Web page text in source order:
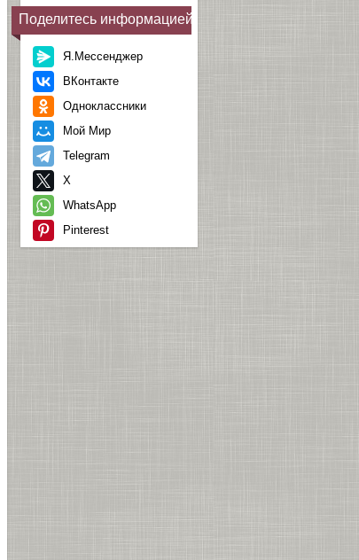
Поделитесь информацией
Я.Мессенджер
ВКонтакте
Одноклассники
Мой Мир
Telegram
X
WhatsApp
Pinterest